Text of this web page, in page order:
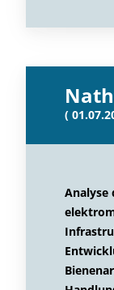
(
Analyse